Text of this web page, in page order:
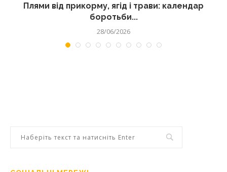
Плями від прикорму, ягід і трави: календар
боротьби...
28/06/2026